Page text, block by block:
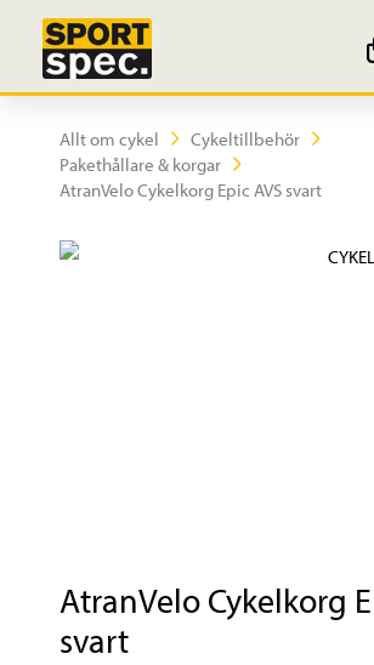
Allt om cykel
Cykeltillbehör
Pakethållare & korgar
AtranVelo Cykelkorg Epic AVS svart
AtranVelo Cykelkorg
svart